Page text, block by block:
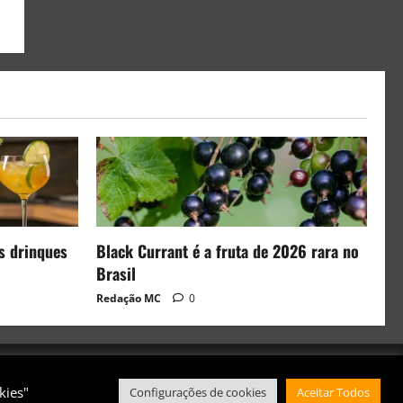
drinques
Black Currant é a fruta de 2026 rara no
Brasil
Redação MC 0
Configurações de cookies Aceitar Todos